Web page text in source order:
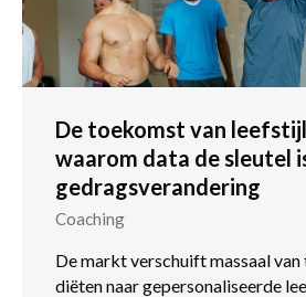
De toekomst van
waarom data de sleutel
gedragsverandering
Coaching
De markt verschuift massaal
diëten naar gepersonaliseerde